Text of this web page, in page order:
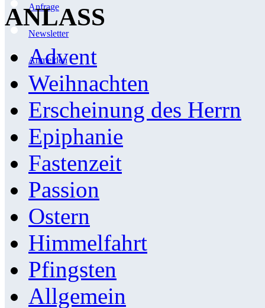
Anfrage
Newsletter
Anmelden
ANLASS
Advent
Weihnachten
Erscheinung des Herrn
Epiphanie
Fastenzeit
Passion
Ostern
Himmelfahrt
Pfingsten
Allgemein